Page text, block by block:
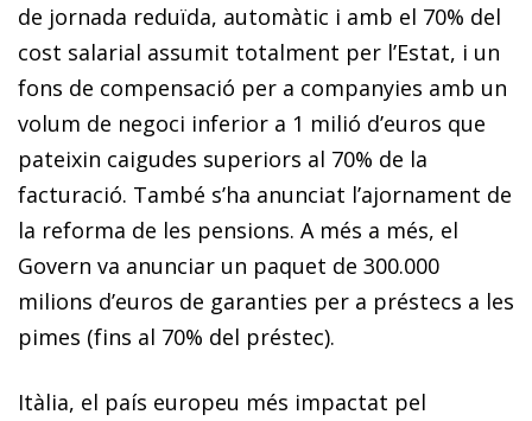
de jornada reduïda, automàtic i amb el 70% del
cost salarial assumit totalment per l’Estat, i un
fons de compensació per a companyies amb un
volum de negoci inferior a 1 milió d’euros que
pateixin caigudes superiors al 70% de la
facturació. També s’ha anunciat l’ajornament de
la reforma de les pensions. A més a més, el
Govern va anunciar un paquet de 300.000
milions d’euros de garanties per a préstecs a les
pimes (fins al 70% del préstec).
Itàlia, el país europeu més impactat pel